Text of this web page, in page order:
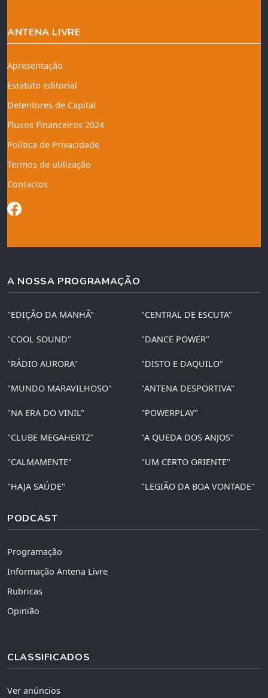
ANTENA LIVRE
Apresentação
Estatuto editorial
Detentores de Capital
Fluxos Financeiros 2024
Política de Privacidade
Termos de utilização
Contactos
A NOSSA PROGRAMAÇÃO
"EDIÇÃO DA MANHÃ" "CENTRAL DE ESCUTA"
"COOL SOUND" "DANCE POWER"
"RÁDIO AURORA" "DISTO E DAQUILO"
"MUNDO MARAVILHOSO" "ANTENA DESPORTIVA"
"NA ERA DO VINIL" "POWERPLAY"
"CLUBE MEGAHERTZ" "A QUEDA DOS ANJOS"
"CALMAMENTE" "UM CERTO ORIENTE"
"HAJA SAÚDE" "LEGIÃO DA BOA VONTADE"
PODCAST
Programação
Informação Antena Livre
Rubricas
Opinião
CLASSIFICADOS
Ver anúncios